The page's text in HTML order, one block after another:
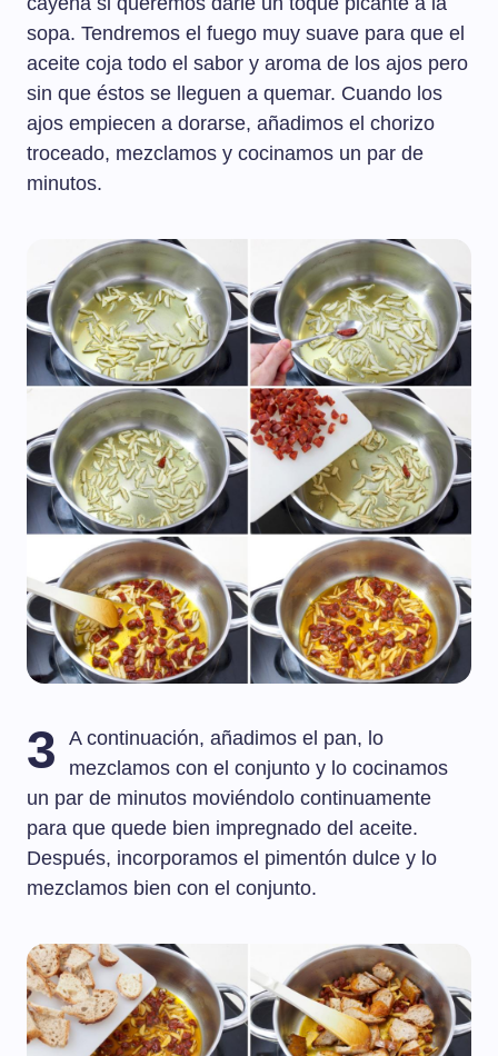
sopa. Tendremos el fuego muy suave para que el
aceite coja todo el sabor y aroma de los ajos pero
sin que éstos se lleguen a quemar. Cuando los
ajos empiecen a dorarse, añadimos el chorizo
troceado, mezclamos y cocinamos un par de
minutos.
3
A continuación, añadimos el pan, lo
mezclamos con el conjunto y lo cocinamos
un par de minutos moviéndolo continuamente
para que quede bien impregnado del aceite.
Después, incorporamos el pimentón dulce y lo
mezclamos bien con el conjunto.